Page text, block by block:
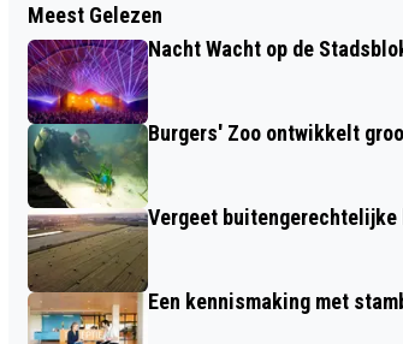
IN 2023 EEN NIEUWE EDITIE
BONTE SCHAAP FESTIVAL IN
Meest Gelezen
Nacht Wacht op de
Burgers' Zoo ontwikkelt
Vergeet
Een kennismaking met